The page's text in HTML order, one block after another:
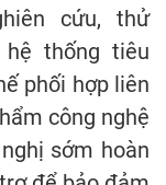
cứu, thử
hệ thống tiêu
phối hợp liên
công nghệ
sớm hoàn